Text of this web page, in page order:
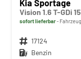
Kia Sportage
sofort lieferbar
Fahrzeugnr. 17124
Kraftstoff Benzin